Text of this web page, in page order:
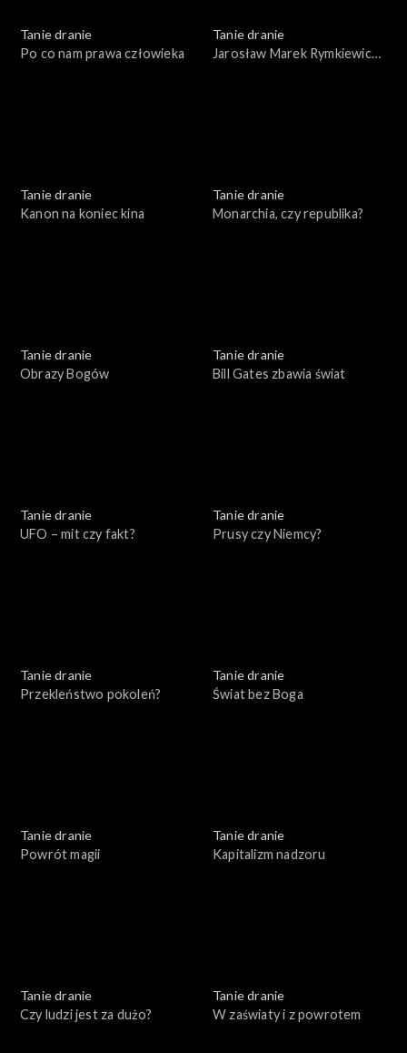
Tanie dranie
Po co nam prawa człowieka
Tanie dranie
Jarosław Marek Rymkiewicz
Tanie dranie
Kanon na koniec kina
Tanie dranie
Monarchia, czy republika?
Tanie dranie
Obrazy Bogów
Tanie dranie
Bill Gates zbawia świat
Tanie dranie
UFO – mit czy fakt?
Tanie dranie
Prusy czy Niemcy?
Tanie dranie
Przekleństwo pokoleń?
Tanie dranie
Świat bez Boga
Tanie dranie
Powrót magii
Tanie dranie
Kapitalizm nadzoru
Tanie dranie
Czy ludzi jest za dużo?
Tanie dranie
W zaświaty i z powrotem